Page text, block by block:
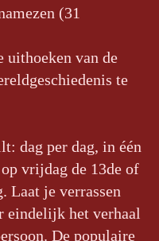
(31
uithoeken van de
te
dag per dag, in één
vrijdag de 13de of
Laat je verrassen
eindelijk het verhaal
De populaire